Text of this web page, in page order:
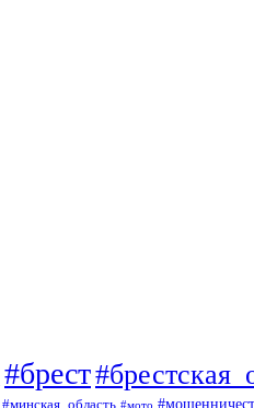
#брест
#минская_область #мото